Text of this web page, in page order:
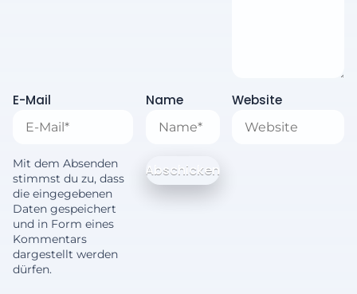
E-Mail Name Website
Mit dem Absenden
stimmst du zu, dass
die eingegebenen
Daten gespeichert
und in Form eines
Kommentars
dargestellt werden
dürfen.